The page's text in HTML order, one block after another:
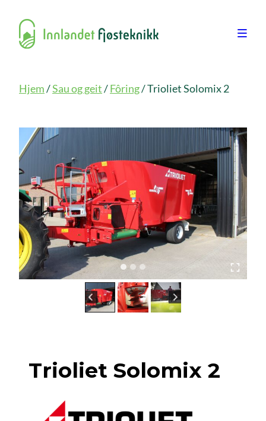
Hjem/Sau og geit/Fôring/ Trioliet Solomix 2
Trioliet Solomix 2